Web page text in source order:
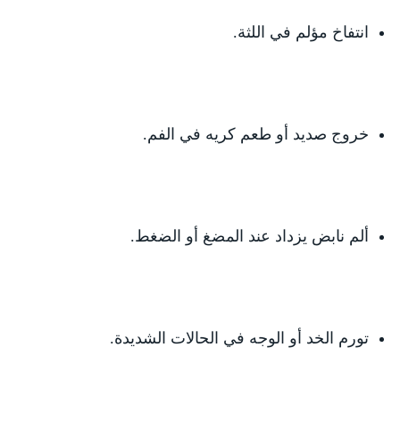
انتفاخ مؤلم في اللثة.
خروج صديد أو طعم كريه في الفم.
ألم نابض يزداد عند المضغ أو الضغط.
تورم الخد أو الوجه في الحالات الشديدة.